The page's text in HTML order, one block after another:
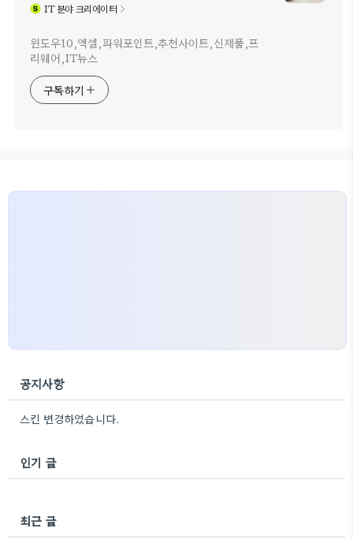
IT분야 크리에이터
윈도우10,엑셀,파워포인트,추천사이트,신제품,프
리웨어,IT뉴스
구독하기
공지사항
스킨 변경하였습니다.
인기 글
최근 글